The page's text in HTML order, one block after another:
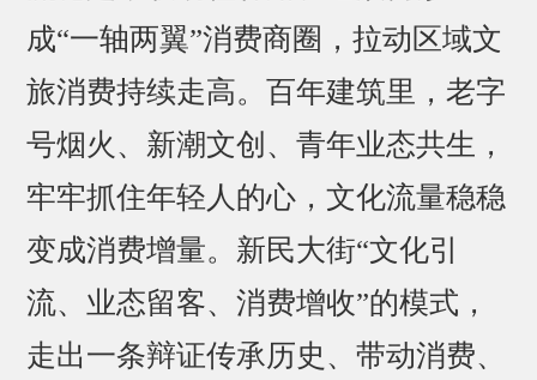
成“一轴两翼”消费商圈，拉动区域文
旅消费持续走高。百年建筑里，老字
号烟火、新潮文创、青年业态共生，
牢牢抓住年轻人的心，文化流量稳稳
变成消费增量。新民大街“文化引
流、业态留客、消费增收”的模式，
走出一条辩证传承历史、带动消费、